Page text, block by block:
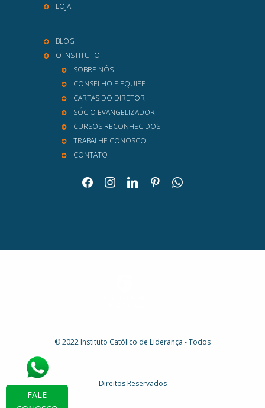
LOJA
BLOG
O INSTITUTO
SOBRE NÓS
CONSELHO E EQUIPE
CARTAS DO DIRETOR
SÓCIO EVANGELIZADOR
CURSOS RECONHECIDOS
TRABALHE CONOSCO
CONTATO
facebookinstagramlinkedinpinterestwhatsapp
© 2022 Instituto Católico de Liderança - Todos
Direitos Reservados
FALE